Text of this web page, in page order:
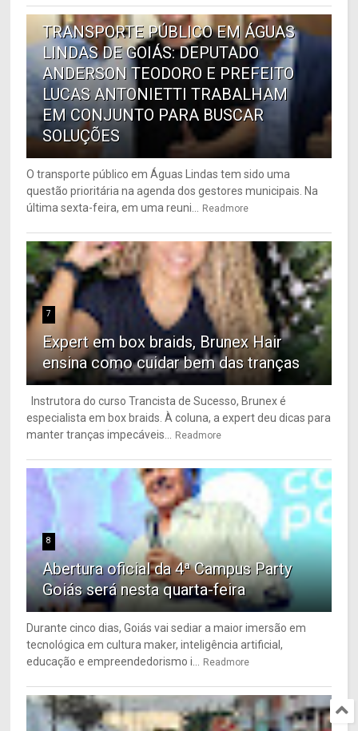
TRANSPORTE PÚBLICO EM ÁGUAS
LINDAS DE GOIÁS: DEPUTADO
ANDERSON TEODORO E PREFEITO
LUCAS ANTONIETTI TRABALHAM
EM CONJUNTO PARA BUSCAR
SOLUÇÕES
O transporte público em Águas Lindas tem sido uma
questão prioritária na agenda dos gestores municipais. Na
última sexta-feira, em uma reuni...
Readmore
7
Expert em box braids, Brunex Hair
ensina como cuidar bem das tranças
Instrutora do curso Trancista de Sucesso, Brunex é
especialista em box braids. À coluna, a expert deu dicas para
manter tranças impecáveis...
Readmore
8
Abertura oficial da 4ª Campus Party
Goiás será nesta quarta-feira
Durante cinco dias, Goiás vai sediar a maior imersão em
tecnológica em cultura maker, inteligência artificial,
educação e empreendedorismo i...
Readmore